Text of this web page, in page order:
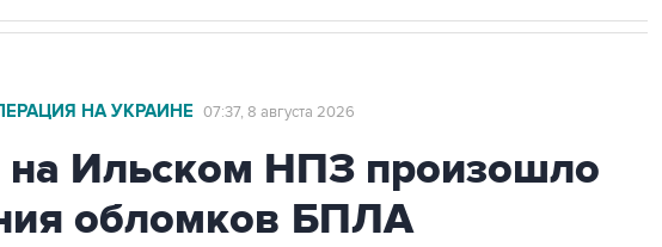
НА УКРАИНЕ 07:37, 8 августа 2026
на Ильском НПЗ произошло
обломков БПЛА